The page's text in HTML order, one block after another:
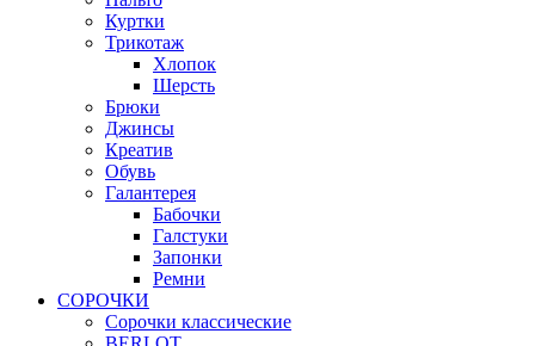
Куртки
Трикотаж
Хлопок
Шерсть
Брюки
Джинсы
Креатив
Обувь
Галантерея
Бабочки
Галстуки
Запонки
Ремни
СОРОЧКИ
Сорочки классические